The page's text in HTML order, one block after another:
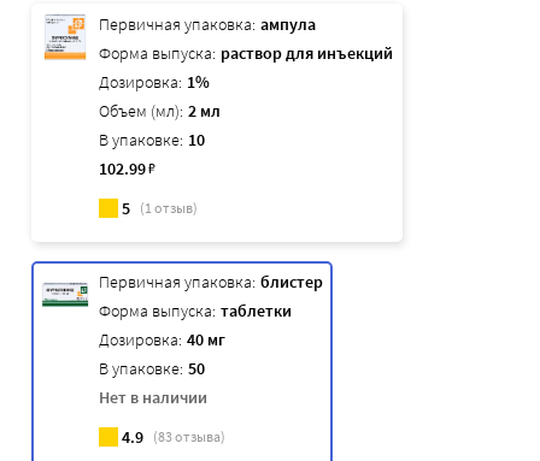
Первичная упаковка: ампула
Форма выпуска: раствор для инъекций
Дозировка: 1%
Объем (мл): 2 мл
В упаковке: 10
102.99₽
5 (1отзыв)
Первичная упаковка: блистер
Форма выпуска: таблетки
Дозировка: 40 мг
В упаковке: 50
Нет в наличии
4.9 (83отзыва)